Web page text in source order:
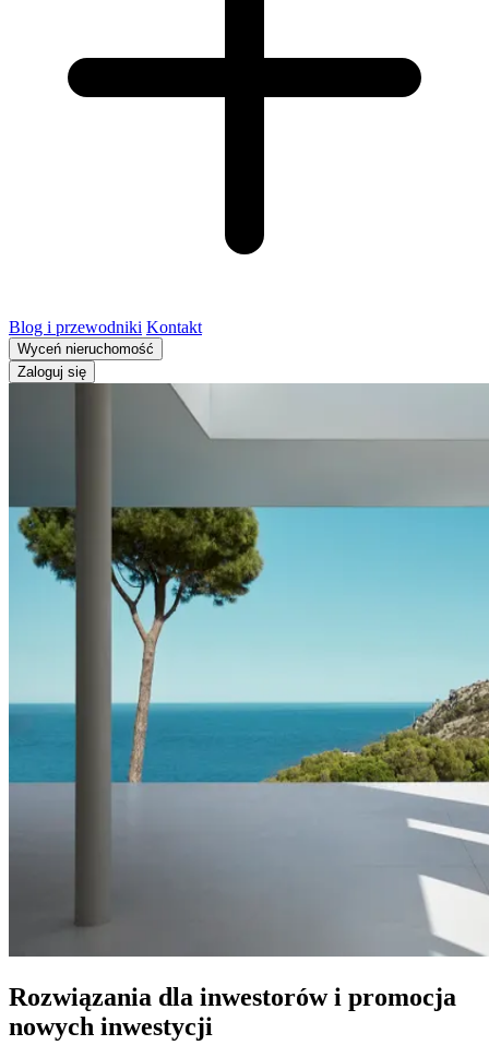
Blog i przewodniki Kontakt
Wyceń nieruchomość
Zaloguj się
Rozwiązania dla inwestorów i promocja
nowych inwestycji